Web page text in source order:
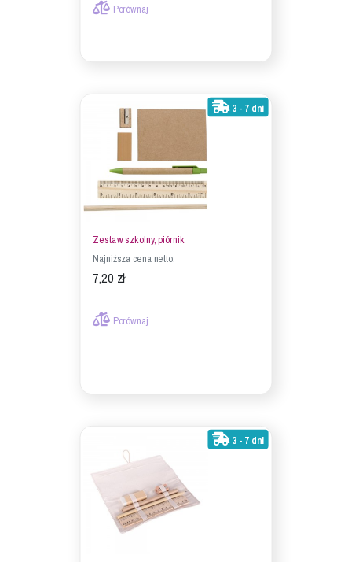
Porównaj
3 - 7 dni
Zestaw szkolny, piórnik
Najniższa cena netto:
7,20 zł
Porównaj
3 - 7 dni